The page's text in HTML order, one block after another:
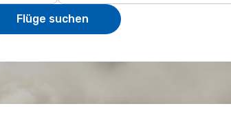
Flüge suchen